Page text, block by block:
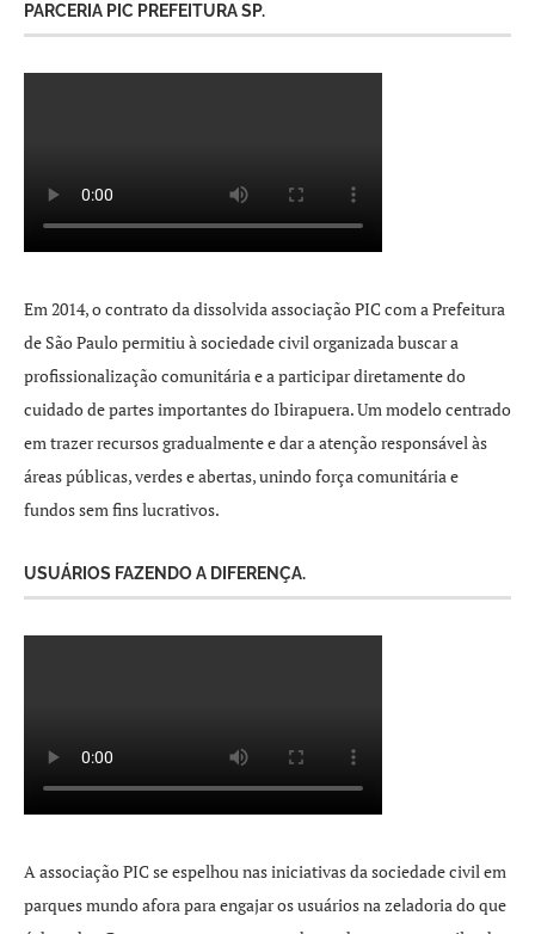
PARCERIA PIC PREFEITURA SP.
Em 2014, o contrato da dissolvida associação PIC com a Prefeitura
de São Paulo permitiu à sociedade civil organizada buscar a
profissionalização comunitária e a participar diretamente do
cuidado de partes importantes do Ibirapuera. Um modelo centrado
em trazer recursos gradualmente e dar a atenção responsável às
áreas públicas, verdes e abertas, unindo força comunitária e
fundos sem fins lucrativos.
USUÁRIOS FAZENDO A DIFERENÇA.
A associação PIC se espelhou nas iniciativas da sociedade civil em
parques mundo afora para engajar os usuários na zeladoria do que